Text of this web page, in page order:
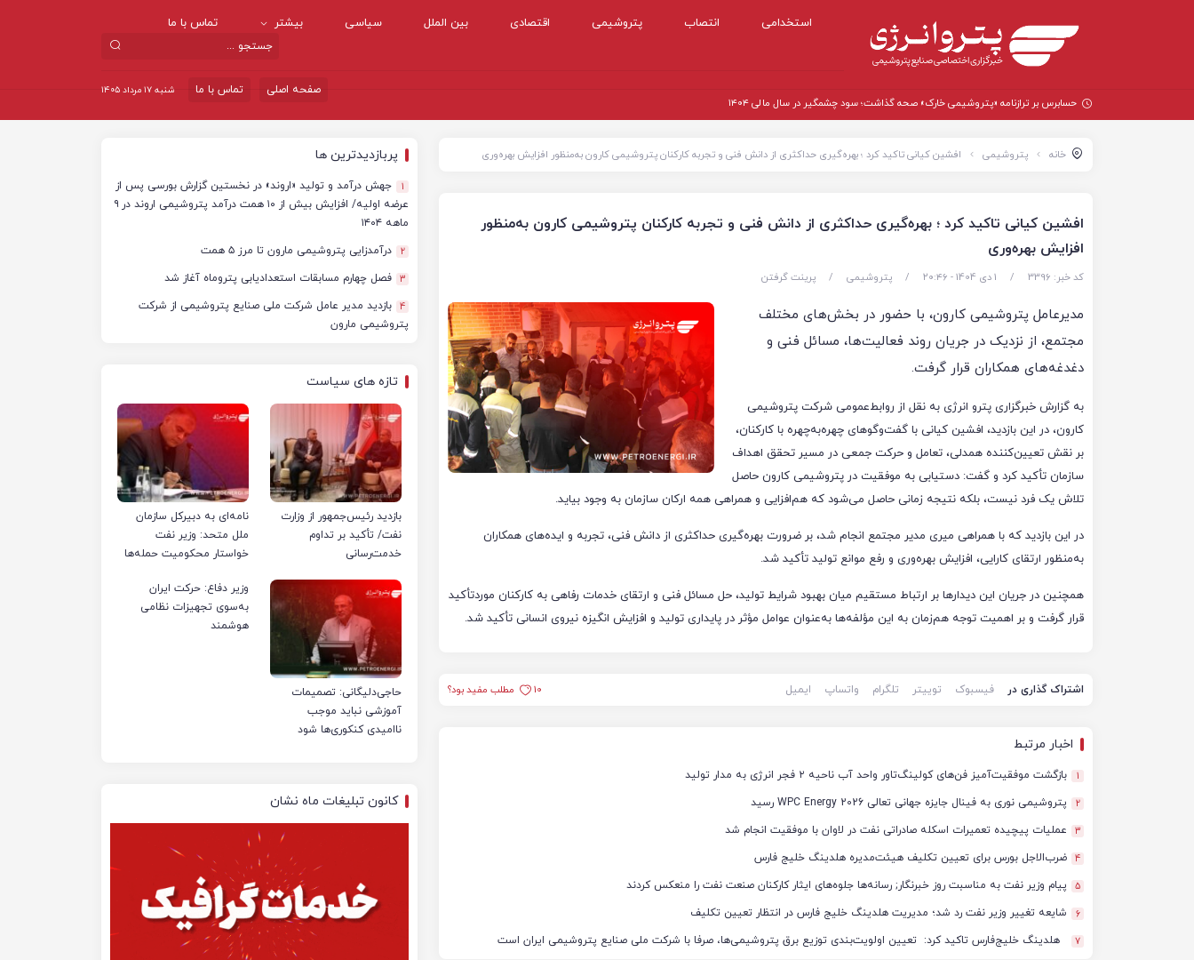
استخدامی انتصاب پتروشیمی اقتصادی بین الملل سیاسی بیشتر تماس با ما
شنبه ۱۷ مرداد ۱۴۰۵ تماس با ما
صفحه اصلی
حسابرس بر ترازنامه «پتروشیمی خارک» صحه گذاشت؛ سود چشمگیر در سال مالی ۱۴۰۴
خانه پتروشیمی افشین کیانی تاکید کرد ؛ بهره‌گیری حداکثری از دانش فنی و تجربه کارکنان پتروشیمی کارون به‌منظور افزایش بهره‌وری
افشین کیانی تاکید کرد ؛ بهره‌گیری حداکثری از دانش فنی و تجربه کارکنان پتروشیمی کارون به‌منظور
افزایش بهره‌وری
کد خبر: 3396 / 1 دی 1404 - ۲۰:۴۶ / پتروشیمی / پرینت گرفتن
مدیرعامل پتروشیمی کارون، با حضور در بخش‌های مختلف
مجتمع، از نزدیک در جریان روند فعالیت‌ها، مسائل فنی و
دغدغه‌های همکاران قرار گرفت.
به گزارش خبرگزاری پترو انرژی به نقل از روابط‌عمومی شرکت پتروشیمی
کارون، در این بازدید، افشین کیانی با گفت‌وگوهای چهره‌به‌چهره با کارکنان،
بر نقش تعیین‌کننده همدلی، تعامل و حرکت جمعی در مسیر تحقق اهداف
سازمان تأکید کرد و گفت: دستیابی به موفقیت در پتروشیمی کارون حاصل
تلاش یک فرد نیست، بلکه نتیجه زمانی حاصل می‌شود که هم‌افزایی و همراهی همه ارکان سازمان به وجود بیاید.
در این بازدید که با همراهی میری مدیر مجتمع انجام شد، بر ضرورت بهره‌گیری حداکثری از دانش فنی، تجربه و ایده‌های همکاران
به‌منظور ارتقای کارایی، افزایش بهره‌وری و رفع موانع تولید تأکید شد.
همچنین در جریان این دیدارها بر ارتباط مستقیم میان بهبود شرایط تولید، حل مسائل فنی و ارتقای خدمات رفاهی به کارکنان موردتأکید
قرار گرفت و بر اهمیت توجه هم‌زمان به این مؤلفه‌ها به‌عنوان عوامل مؤثر در پایداری تولید و افزایش انگیزه نیروی انسانی تأکید شد.
اشتراک گذاری در فیسبوک توییتر تلگرام واتساپ ایمیل 10 مطلب مفید بود؟
اخبار مرتبط
1 بازگشت موفقیت‌آمیز فن‌های کولینگ‌تاور واحد آب ناحیه ۲ فجر انرژی به مدار تولید
2 پتروشیمی نوری به فینال جایزه جهانی تعالی WPC Energy 2026 رسید
3 عملیات پیچیده تعمیرات اسکله صادراتی نفت در لاوان با موفقیت انجام شد
4 ضرب‌الاجل بورس برای تعیین تکلیف هیئت‌مدیره هلدینگ خلیج فارس
5 پیام وزیر نفت به مناسبت روز خبرنگار; رسانه‌ها جلوه‌های ایثار کارکنان صنعت نفت را منعکس کردند
6 شایعه تغییر وزیر نفت رد شد؛ مدیریت هلدینگ خلیج فارس در انتظار تعیین تکلیف
7 هلدینگ خلیج‌فارس تاکید کرد: تعیین اولویت‌بندی توزیع برق پتروشیمی‌ها، صرفا با شرکت ملی صنایع پتروشیمی ایران است
پربازدیدترین ها
1
جهش درآمد و تولید «اروند» در نخستین گزارش بورسی پس از
عرضه اولیه/ افزایش بیش از ۱۰ همت درآمد پتروشیمی اروند در ۹
ماهه ۱۴۰۴
2 درآمدزایی پتروشیمی مارون تا مرز ۵ همت
3 فصل چهارم مسابقات استعدادیابی پتروماه آغاز شد
4 بازدید مدیر عامل شرکت ملی صنایع پتروشیمی از شرکت
پتروشیمی مارون
تازه های سیاست
بازدید رئیس‌جمهور از وزارت
نفت/ تأکید بر تداوم
خدمت‌رسانی
نامه‌ای به دبیرکل سازمان
ملل متحد: وزیر نفت
خواستار محکومیت حمله‌ها
ایران شد
حاجی‌دلیگانی: تصمیمات
آموزشی نباید موجب
ناامیدی کنکوری‌ها شود
وزیر دفاع: حرکت ایران
به‌سوی تجهیزات نظامی
هوشمند
کانون تبلیغات ماه نشان